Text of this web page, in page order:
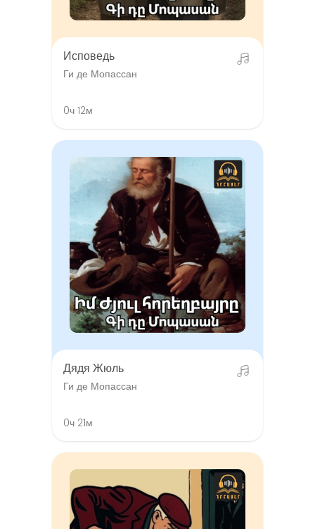
Исповедь
Ги де Мопассан
0ч 12м
Дядя Жюль
Ги де Мопассан
0ч 21м